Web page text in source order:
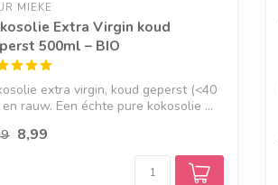
MIEKE
Extra Virgin koud
500ml – BIO
extra virgin, koud geperst (<40
en rauw. Een échte pure kokosolie ...
8,99